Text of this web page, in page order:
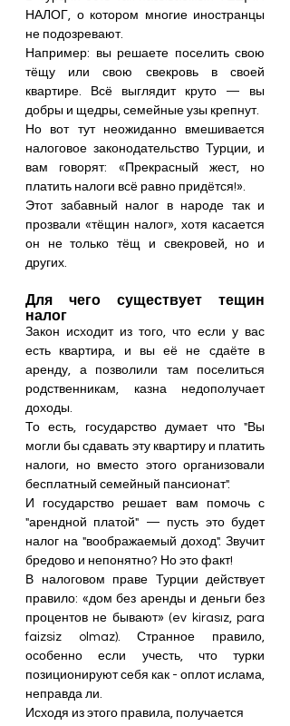
НАЛОГ, о котором многие иностранцы
не подозревают.
Например: вы решаете поселить свою
тёщу или свою свекровь в своей
квартире. Всё выглядит круто — вы
добры и щедры, семейные узы крепнут.
Но вот тут неожиданно вмешивается
налоговое законодательство Турции, и
вам говорят: «Прекрасный жест, но
платить налоги всё равно придётся!».
Этот забавный налог в народе так и
прозвали «тёщин налог», хотя касается
он не только тёщ и свекровей, но и
других.
Для чего существует тещин
налог
Закон исходит из того, что если у вас
есть квартира, и вы её не сдаёте в
аренду, а позволили там поселиться
родственникам, казна недополучает
доходы.
То есть, государство думает что "Вы
могли бы сдавать эту квартиру и платить
налоги, но вместо этого организовали
бесплатный семейный пансионат".
И государство решает вам помочь с
"арендной платой" — пусть это будет
налог на "воображаемый доход". Звучит
бредово и непонятно? Но это факт!
В налоговом праве Турции действует
правило: «дом без аренды и деньги без
процентов не бывают» (ev kirasız, para
faizsiz olmaz). Странное правило,
особенно если учесть, что турки
позиционируют себя как - оплот ислама,
неправда ли.
Исходя из этого правила, получается